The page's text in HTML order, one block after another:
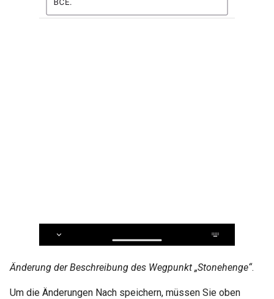
Änderung der Beschreibung des Wegpunkt „Stonehenge“.
Um die Änderungen Nach speichern, müssen Sie oben